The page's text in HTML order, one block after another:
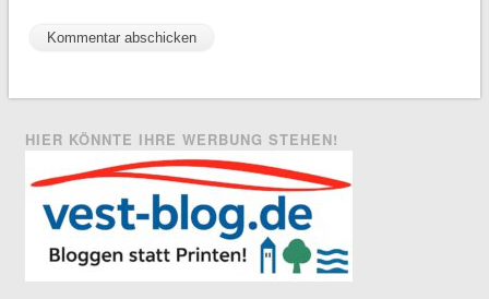
HIER KÖNNTE IHRE WERBUNG STEHEN!